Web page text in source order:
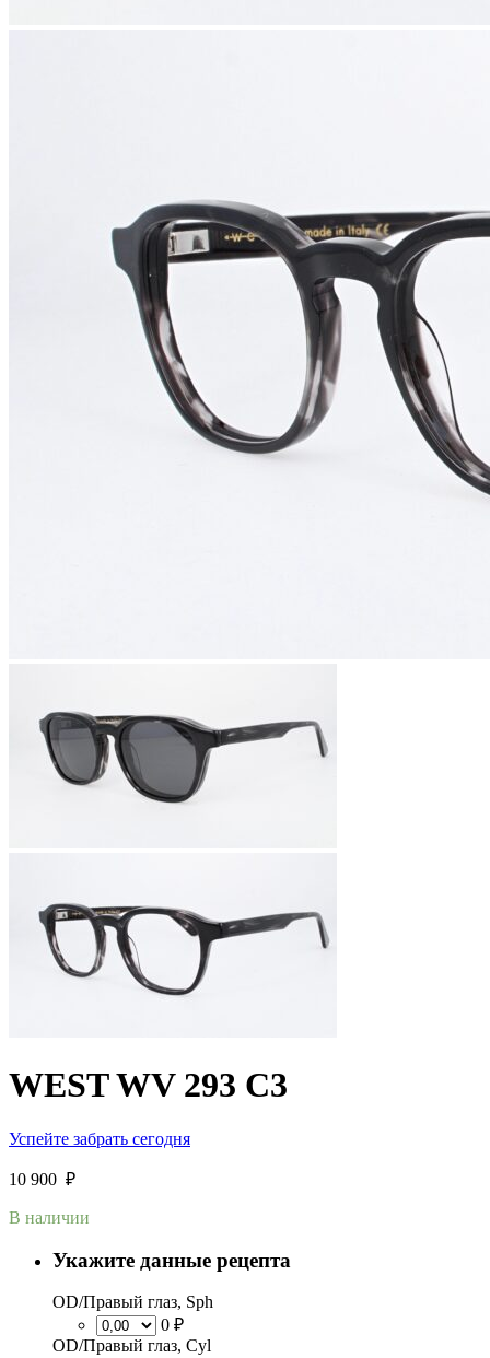
WEST WV 293 C3
Успейте забрать сегодня
10 900 ₽
В наличии
Укажите данные рецепта
OD/Правый глаз, Sph
0 ₽
OD/Правый глаз, Cyl